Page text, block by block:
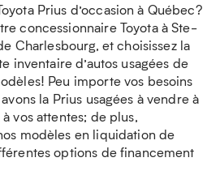
Prius d’occasion à Québec?
concessionnaire Toyota à Ste-
Charlesbourg, et choisissez la
inventaire d’autos usagées de
Peu importe vos besoins
la Prius usagées à vendre à
vos attentes; de plus,
modèles en liquidation de
options de financement